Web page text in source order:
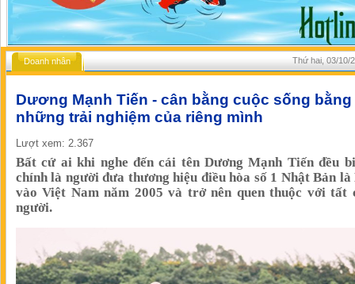
Doanh nhân Thứ hai, 03/10/
Dương Mạnh Tiến - cân bằng cuộc sống bằng
những trải nghiệm của riêng mình
Lượt xem: 2.367
Bất cứ ai khi nghe đến cái tên Dương Mạnh Tiến đều
chính là người đưa thương hiệu điều hòa số 1 Nhật Bản
vào Việt Nam năm 2005 và trở nên quen thuộc với tất
người.